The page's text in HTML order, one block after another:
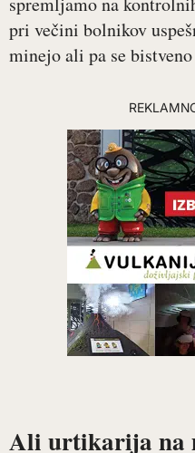
pri večini bolnikov
minejo ali pa se
Ali urtikarija na